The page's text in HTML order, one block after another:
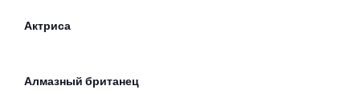
Актриса
Алмазный британец